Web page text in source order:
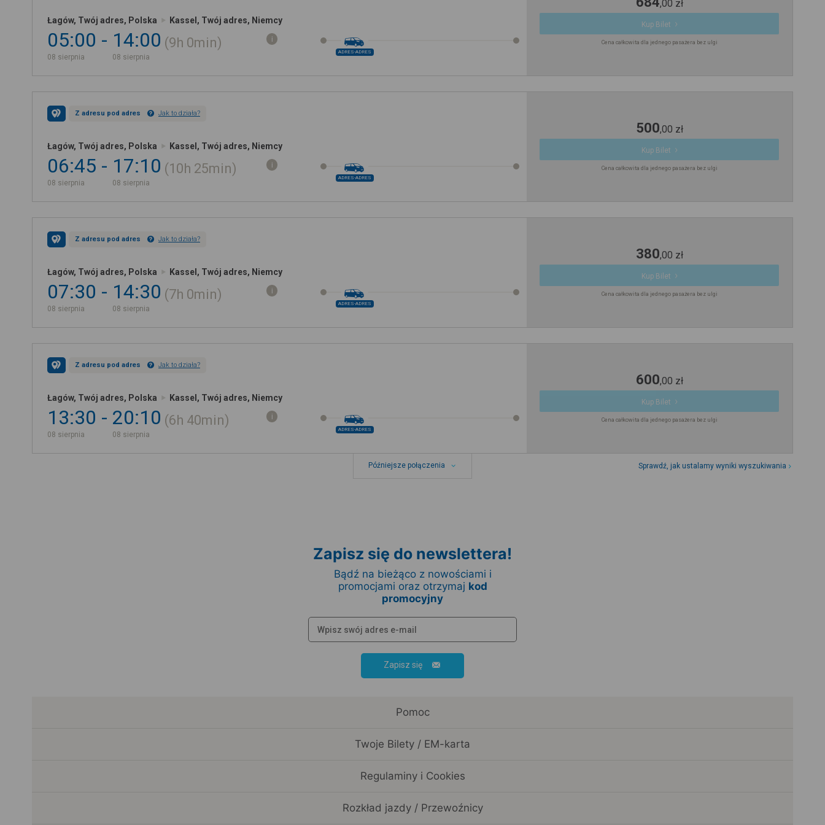
Łagów, Twój adres, Polska Kassel, Twój adres, Niemcy
05:00
08 sierpnia
14:00
08 sierpnia
9h 0min
ADRES-ADRES
,00 zł
Kup Bilet
Cena całkowita dla jednego pasażera bez ulgi
Z adresu pod adres Jak to działa?
Łagów, Twój adres, Polska Kassel, Twój adres, Niemcy
06:45
08 sierpnia
17:10
08 sierpnia
10h 25min
ADRES-ADRES
500,00 zł
Kup Bilet
Cena całkowita dla jednego pasażera bez ulgi
Z adresu pod adres Jak to działa?
Łagów, Twój adres, Polska Kassel, Twój adres, Niemcy
07:30
08 sierpnia
14:30
08 sierpnia
7h 0min
ADRES-ADRES
380,00 zł
Kup Bilet
Cena całkowita dla jednego pasażera bez ulgi
Z adresu pod adres Jak to działa?
Łagów, Twój adres, Polska Kassel, Twój adres, Niemcy
13:30
08 sierpnia
20:10
08 sierpnia
6h 40min
ADRES-ADRES
600,00 zł
Kup Bilet
Cena całkowita dla jednego pasażera bez ulgi
Późniejsze połączenia Sprawdź, jak ustalamy wyniki wyszukiwania
Zapisz się do newslettera!
Bądź na bieżąco z nowościami i
promocjami oraz otrzymaj kod
promocyjny
Zapisz się
Pomoc
Twoje Bilety / EM-karta
Regulaminy i Cookies
Rozkład jazdy / Przewoźnicy